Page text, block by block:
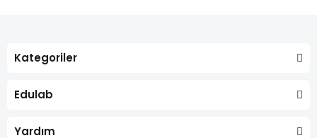
Kategoriler
Edulab
Yardım